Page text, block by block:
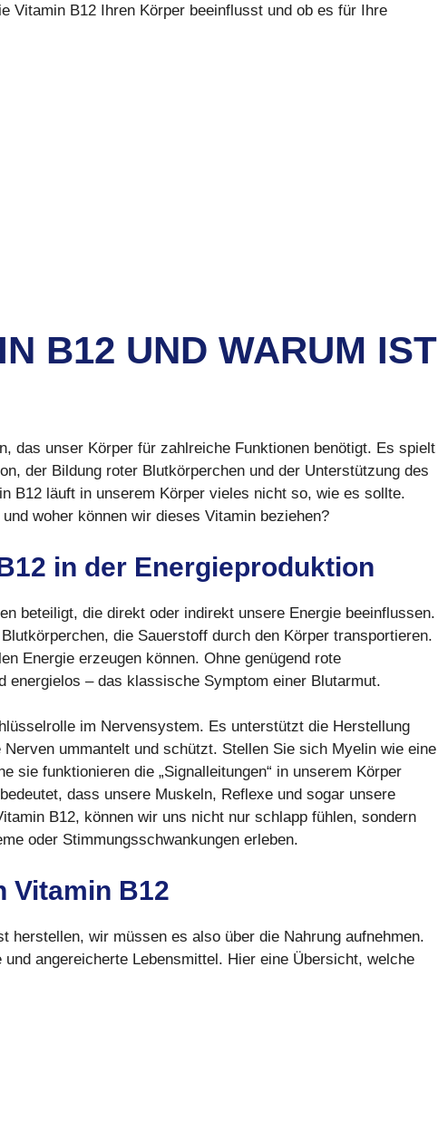
Vitamin B12 Ihren Körper beeinflusst und ob es für Ihre
B12 UND WARUM IST
das unser Körper für zahlreiche Funktionen benötigt. Es spielt
der Bildung roter Blutkörperchen und der Unterstützung des
B12 läuft in unserem Körper vieles nicht so, wie es sollte.
woher können wir dieses Vitamin beziehen?
in der Energieproduktion
beteiligt, die direkt oder indirekt unsere Energie beeinflussen.
die Sauerstoff durch den Körper transportieren.
Energie erzeugen können. Ohne genügend rote
energielos – das klassische Symptom einer Blutarmut.
im Nervensystem. Es unterstützt die Herstellung
ummantelt und schützt. Stellen Sie sich Myelin wie eine
sie funktionieren die „Signalleitungen“ in unserem Körper
dass unsere Muskeln, Reflexe und sogar unsere
B12, können wir uns nicht nur schlapp fühlen, sondern
oder Stimmungsschwankungen erleben.
Vitamin B12
herstellen, wir müssen es also über die Nahrung aufnehmen.
angereicherte Lebensmittel. Hier eine Übersicht, welche